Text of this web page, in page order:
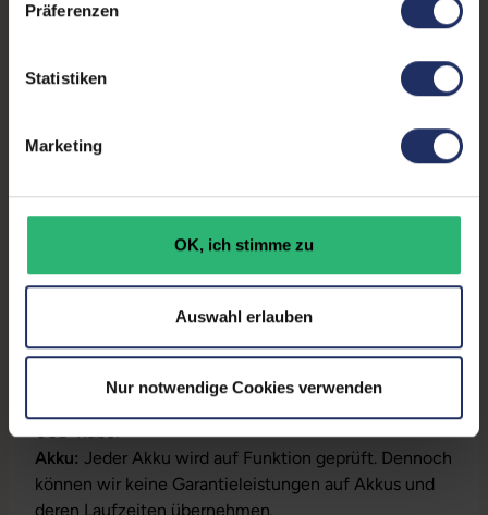
Präferenzen
Statistiken
Marketing
OK, ich stimme zu
Auswahl erlauben
Nur notwendige Cookies verwenden
iPad 10.Generation (2022) A2757
USB-Kabel
Akku: Jeder Akku wird auf Funktion geprüft. Dennoch
können wir keine Garantieleistungen auf Akkus und
deren Laufzeiten übernehmen.
Datenspeicher:
Maße (LxBxH):
Gewicht: 0,481 kg
Herstellernummer: MQ6J3FD/A